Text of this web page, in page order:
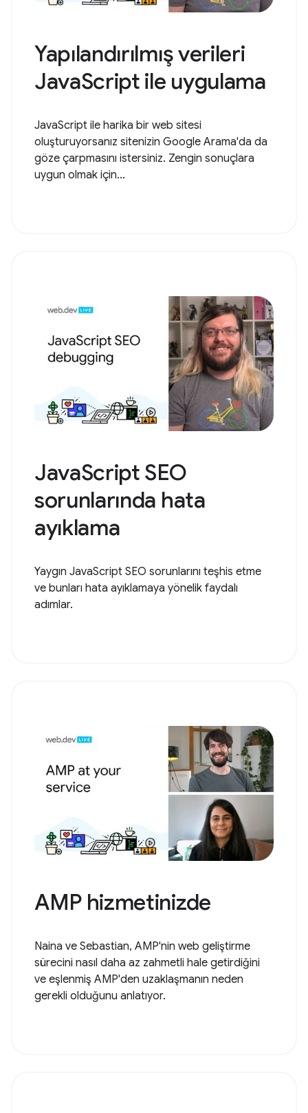
Yapılandırılmış verileri
JavaScript ile uygulama
JavaScript ile harika bir web sitesi
oluşturuyorsanız sitenizin Google Arama'da da
göze çarpmasını istersiniz. Zengin sonuçlara
uygun olmak için...
JavaScript SEO
sorunlarında hata
ayıklama
Yaygın JavaScript SEO sorunlarını teşhis etme
ve bunları hata ayıklamaya yönelik faydalı
adımlar.
AMP hizmetinizde
Naina ve Sebastian, AMP'nin web geliştirme
sürecini nasıl daha az zahmetli hale getirdiğini
ve eşlenmiş AMP'den uzaklaşmanın neden
gerekli olduğunu anlatıyor.